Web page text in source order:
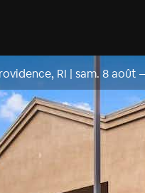
RI | sam. 8 août –